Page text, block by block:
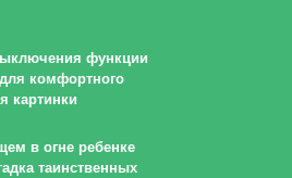
функции
комфортного
картинки
в огне ребенке
таинственных